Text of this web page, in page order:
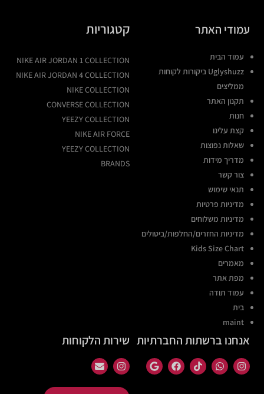
עמודי האתר
עמוד הבית
Uglyshuzz ביקורות לקוחות
ממליצים
תקנון האתר
חנות
קצת עלינו
שאלות נפוצות
מדריך מידות
צור קשר
תנאי שימוש
מדיניות פרטיות
מדיניות משלוחים
מדיניות החזרים/החלפות/ביטולים
Kids Size Chart
מאמרים
מפת אתר
עמוד תודה
בית
maint
קטגוריות
NIKE AIR JORDAN 1 COLLECTION
NIKE AIR JORDAN 4 COLLECTION
NIKE COLLECTION
CONVERSE COLLECTION
YEEZY COLLECTION
NIKE AIR FORCE
YEEZY COLLECTION
BRANDS
אנחנו ברשתות החברתיות שירות הלקוחות